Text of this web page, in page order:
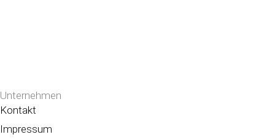
Unternehmen
Kontakt
Impressum